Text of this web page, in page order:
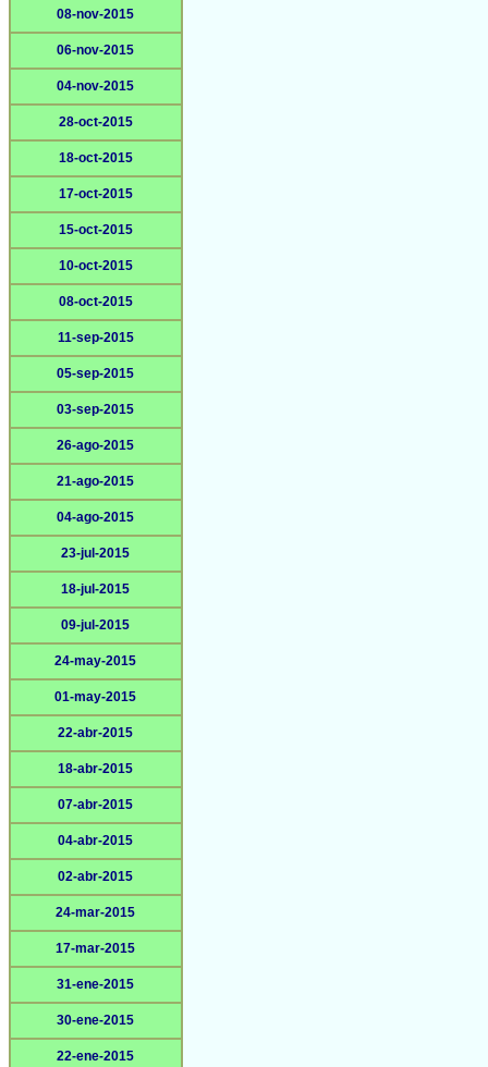
08-nov-2015
06-nov-2015
04-nov-2015
28-oct-2015
18-oct-2015
17-oct-2015
15-oct-2015
10-oct-2015
08-oct-2015
11-sep-2015
05-sep-2015
03-sep-2015
26-ago-2015
21-ago-2015
04-ago-2015
23-jul-2015
18-jul-2015
09-jul-2015
24-may-2015
01-may-2015
22-abr-2015
18-abr-2015
07-abr-2015
04-abr-2015
02-abr-2015
24-mar-2015
17-mar-2015
31-ene-2015
30-ene-2015
22-ene-2015